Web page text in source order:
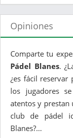
Opiniones
Comparte tu
Pádel Blanes.
¿es fácil reservar
los jugadores
atentos y prestan
club de pádel
Blanes?...